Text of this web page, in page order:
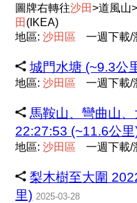
圖牌右轉往沙田>道風山
田 (IKEA)
地區:沙田 區 一週下載/
城門水塘 (~9.3公
地區:沙田 區 一週下載/
馬鞍山、彎曲山
22:27:53 (~11.6公里
地區:沙田 區 一週下載/
梨木樹至大圍
里) 2025-03-28